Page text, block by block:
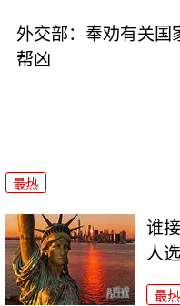
外交部：奉劝有关国
帮凶
最热
谁
人
最热